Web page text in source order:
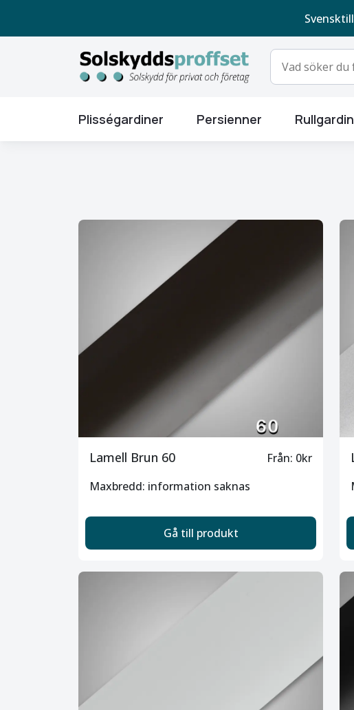
Plisségardiner Persienner
Lamell Brun 60
Från: 0kr
Maxbredd: information saknas
Gå till produkt